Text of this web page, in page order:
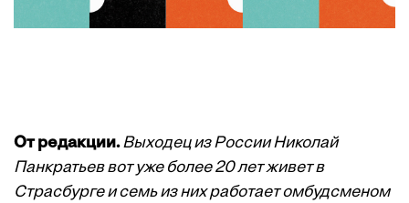
От редакции. Выходец из России Николай
Панкратьев вот уже более 20 лет живет в
Страсбурге и семь из них работает омбудсменом